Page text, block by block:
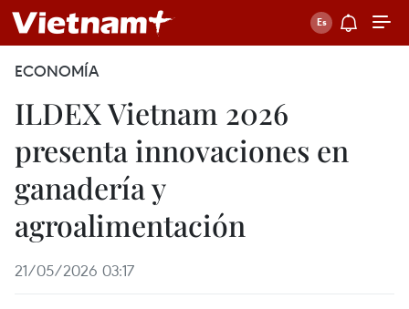
ECONOMÍA
ILDEX Vietnam 2026
presenta innovaciones en
ganadería y
agroalimentación
21/05/2026 03:17